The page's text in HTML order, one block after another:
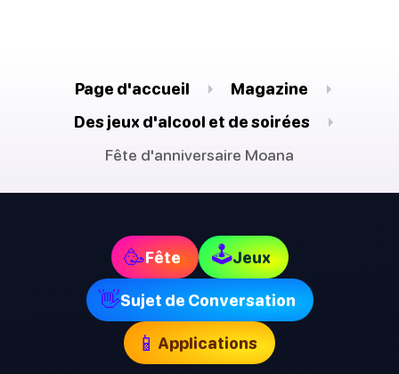
Page d'accueil
Magazine
Des jeux d'alcool et de soirées
Fête d'anniversaire Moana
🥳Fête 🕹Jeux
👋Sujet de Conversation
📱 Applications